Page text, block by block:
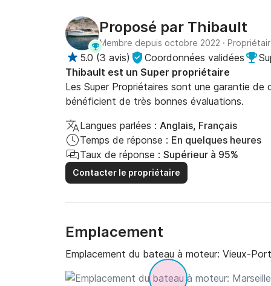
Proposé par Thibault
Membre depuis octobre 2022 ·
5.0 (3 avis) Coordonnées validées
Thibault est un Super propriétaire
Les Super Propriétaires sont une garantie
bénéficient de très bonnes évaluations.
Langues parlées : Anglais, Français
Temps de réponse : En quelques heures
Taux de réponse : Supérieur à 95%
Contacter le propriétaire
Emplacement
Emplacement du bateau à moteur: Vieux-